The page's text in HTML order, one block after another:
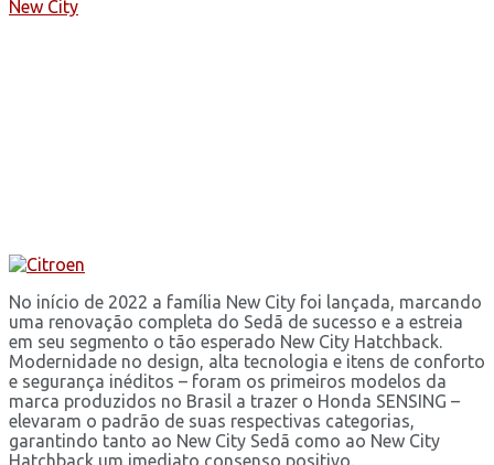
No início de 2022 a família New City foi lançada, marcando
uma renovação completa do Sedã de sucesso e a estreia
em seu segmento o tão esperado New City Hatchback.
Modernidade no design, alta tecnologia e itens de conforto
e segurança inéditos – foram os primeiros modelos da
marca produzidos no Brasil a trazer o Honda SENSING –
elevaram o padrão de suas respectivas categorias,
garantindo tanto ao New City Sedã como ao New City
Hatchback um imediato consenso positivo.